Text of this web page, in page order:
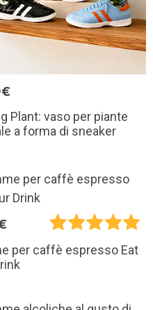
Plant: vaso per piante
a forma di sneaker
per caffè espresso Eat